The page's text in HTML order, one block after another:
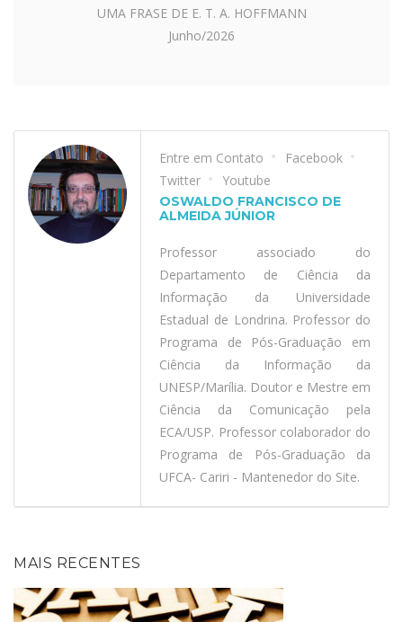
UMA FRASE DE E. T. A. HOFFMANN
Junho/2026
Entre em Contato
Facebook
Twitter
Youtube
OSWALDO FRANCISCO DE
ALMEIDA JÚNIOR
Professor associado do
Departamento de Ciência da
Informação da Universidade
Estadual de Londrina. Professor do
Programa de Pós-Graduação em
Ciência da Informação da
UNESP/Marília. Doutor e Mestre em
Ciência da Comunicação pela
ECA/USP. Professor colaborador do
Programa de Pós-Graduação da
UFCA- Cariri - Mantenedor do Site.
MAIS RECENTES